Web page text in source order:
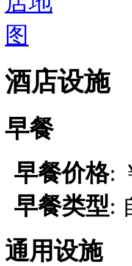
酒店设施
早餐
早餐价格:
早餐类型:
通用设施